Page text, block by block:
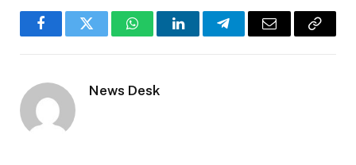
FacebookTwitter WhatsAppLinkedInTelegramEmail
Copy
News Desk